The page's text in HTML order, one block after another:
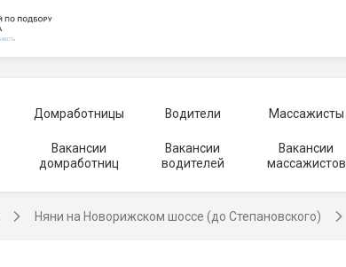
Домработницы Водители Массажисты
Вакансии
домработниц
Вакансии
водителей
Вакансии
массажистов
Няни на Новорижском шоссе (до Степановского)